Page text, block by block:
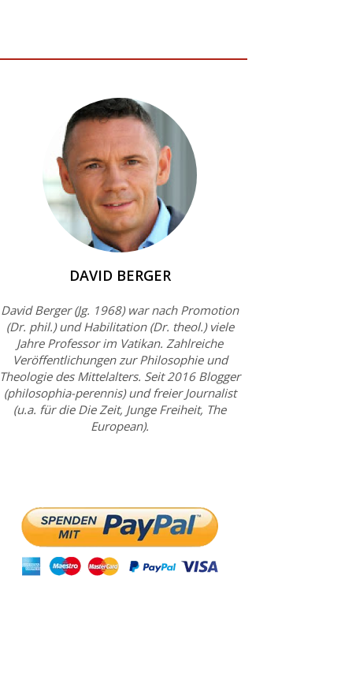
DAVID BERGER
David Berger (Jg. 1968) war nach Promotion
(Dr. phil.) und Habilitation (Dr. theol.) viele
Jahre Professor im Vatikan. Zahlreiche
Veröffentlichungen zur Philosophie und
Theologie des Mittelalters. Seit 2016 Blogger
(philosophia-perennis) und freier Journalist
(u.a. für die Die Zeit, Junge Freiheit, The
European).